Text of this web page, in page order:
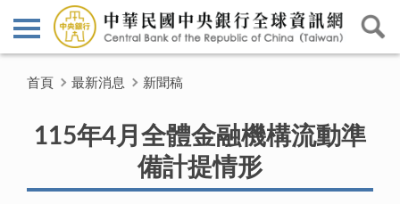
首頁 最新消息 新聞稿
115年4月全體金融機構流動準
備計提情形